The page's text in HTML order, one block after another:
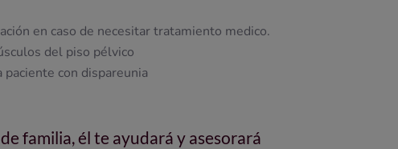
en caso de necesitar tratamiento medico.
del piso pélvico
con dispareunia
familia, él te ayudará y asesorará